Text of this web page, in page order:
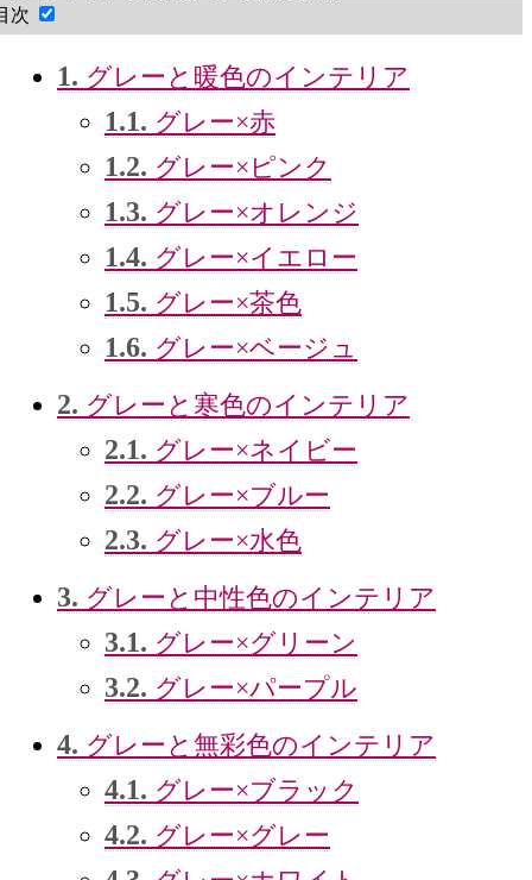
次
1. グレーと暖色のインテリア
1.1. グレー×赤
1.2. グレー×ピンク
1.3. グレー×オレンジ
1.4. グレー×イエロー
1.5. グレー×茶色
1.6. グレー×ベージュ
2. グレーと寒色のインテリア
2.1. グレー×ネイビー
2.2. グレー×ブルー
2.3. グレー×水色
3. グレーと中性色のインテリア
3.1. グレー×グリーン
3.2. グレー×パープル
4. グレーと無彩色のインテリア
4.1. グレー×ブラック
4.2. グレー×グレー